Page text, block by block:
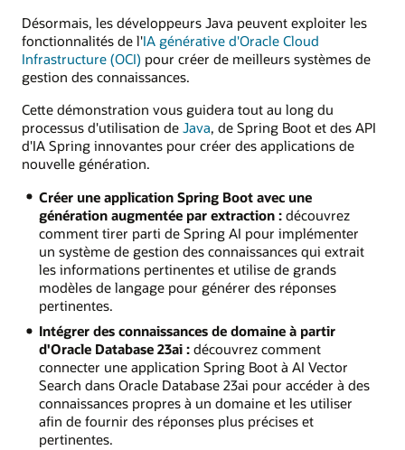
Désormais, les développeurs Java peuvent exploiter les
fonctionnalités de l'IA générative d'Oracle Cloud
Infrastructure (OCI) pour créer de meilleurs systèmes de
gestion des connaissances.
Cette démonstration vous guidera tout au long du
processus d'utilisation de Java, de Spring Boot et des API
d'IA Spring innovantes pour créer des applications de
nouvelle génération.
Créer une application Spring Boot avec une
génération augmentée par extraction :découvrez
comment tirer parti de Spring AI pour implémenter
un système de gestion des connaissances qui extrait
les informations pertinentes et utilise de grands
modèles de langage pour générer des réponses
pertinentes.
Intégrer des connaissances de domaine à partir
d'Oracle Database 23ai :découvrez comment
connecter une application Spring Boot à AI Vector
Search dans Oracle Database 23ai pour accéder à des
connaissances propres à un domaine et les utiliser
afin de fournir des réponses plus précises et
pertinentes.